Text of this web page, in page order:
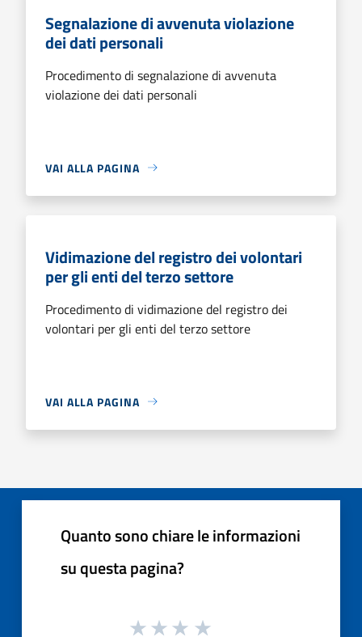
Segnalazione di avvenuta violazione
dei dati personali
Procedimento di segnalazione di avvenuta
violazione dei dati personali
VAI ALLA PAGINA
Vidimazione del registro dei volontari
per gli enti del terzo settore
Procedimento di vidimazione del registro dei
volontari per gli enti del terzo settore
VAI ALLA PAGINA
Quanto sono chiare le informazioni
su questa pagina?